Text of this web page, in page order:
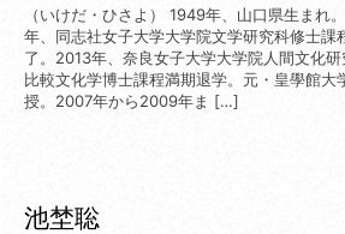
（いけだ・ひさよ） 1949年、山口県生まれ
年、同志社女子大学大学院文学研究科修士課
了。2013年、奈良女子大学大学院人間文化研
比較文化学博士課程満期退学。元・皇學館大
授。2007年から2009年ま […]
池埜聡